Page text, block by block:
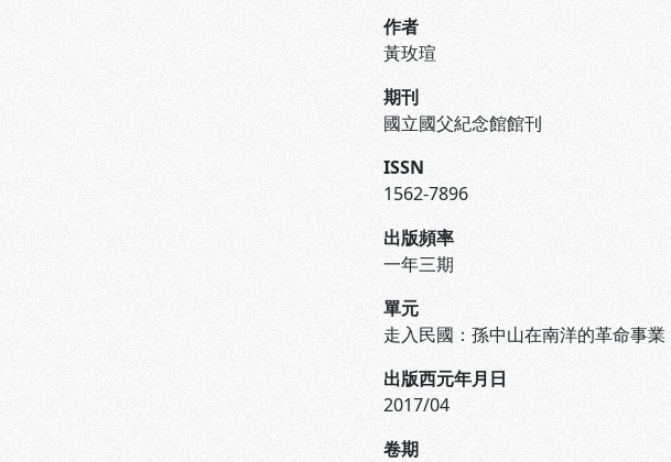
作者
黃玫瑄
期刊
國立國父紀念館館刊
ISSN
1562-7896
出版頻率
一年三期
單元
走入民國：孫中山在南洋的革命事業
出版西元年月日
2017/04
卷期